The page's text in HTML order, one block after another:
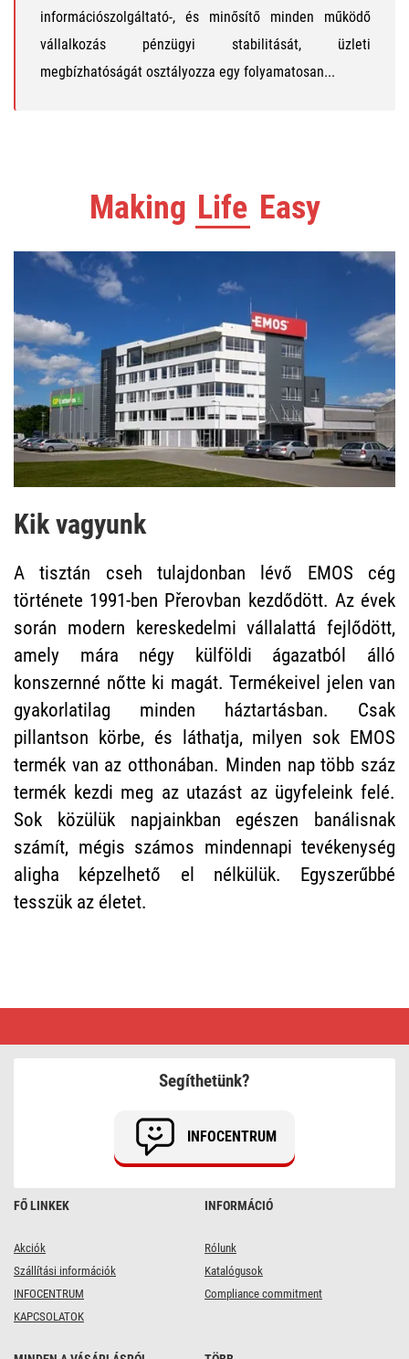
információszolgáltató-, és minősítő minden működő
vállalkozás pénzügyi stabilitását, üzleti
megbízhatóságát osztályozza egy folyamatosan...
Making Life Easy
Kik vagyunk
A tisztán cseh tulajdonban lévő EMOS cég
története 1991-ben Přerovban kezdődött. Az évek
során modern kereskedelmi vállalattá fejlődött,
amely mára négy külföldi ágazatból álló
konszernné nőtte ki magát. Termékeivel jelen van
gyakorlatilag minden háztartásban. Csak
pillantson körbe, és láthatja, milyen sok EMOS
termék van az otthonában. Minden nap több száz
termék kezdi meg az utazást az ügyfeleink felé.
Sok közülük napjainkban egészen banálisnak
számít, mégis számos mindennapi tevékenység
aligha képzelhető el nélkülük. Egyszerűbbé
tesszük az életet.
elektronikai
FŐ LINKEK
Akciók
Szállítási információk
INFOCENTRUM
KAPCSOLATOK
INFORMÁCIÓ
Rólunk
Katalógusok
Compliance commitment
Segíthetünk?
INFOCENTRUM